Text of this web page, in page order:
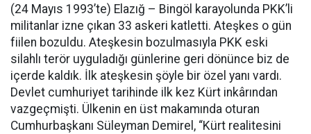
(24 Mayıs 1993’te) Elazığ – Bingöl karayolunda PKK’li
militanlar izne çıkan 33 askeri katletti. Ateşkes o gün
fiilen bozuldu. Ateşkesin bozulmasıyla PKK eski
silahlı terör uyguladığı günlerine geri dönünce biz de
içerde kaldık. İlk ateşkesin şöyle bir özel yanı vardı.
Devlet cumhuriyet tarihinde ilk kez Kürt inkârından
vazgeçmişti. Ülkenin en üst makamında oturan
Cumhurbaşkanı Süleyman Demirel, “Kürt realitesini